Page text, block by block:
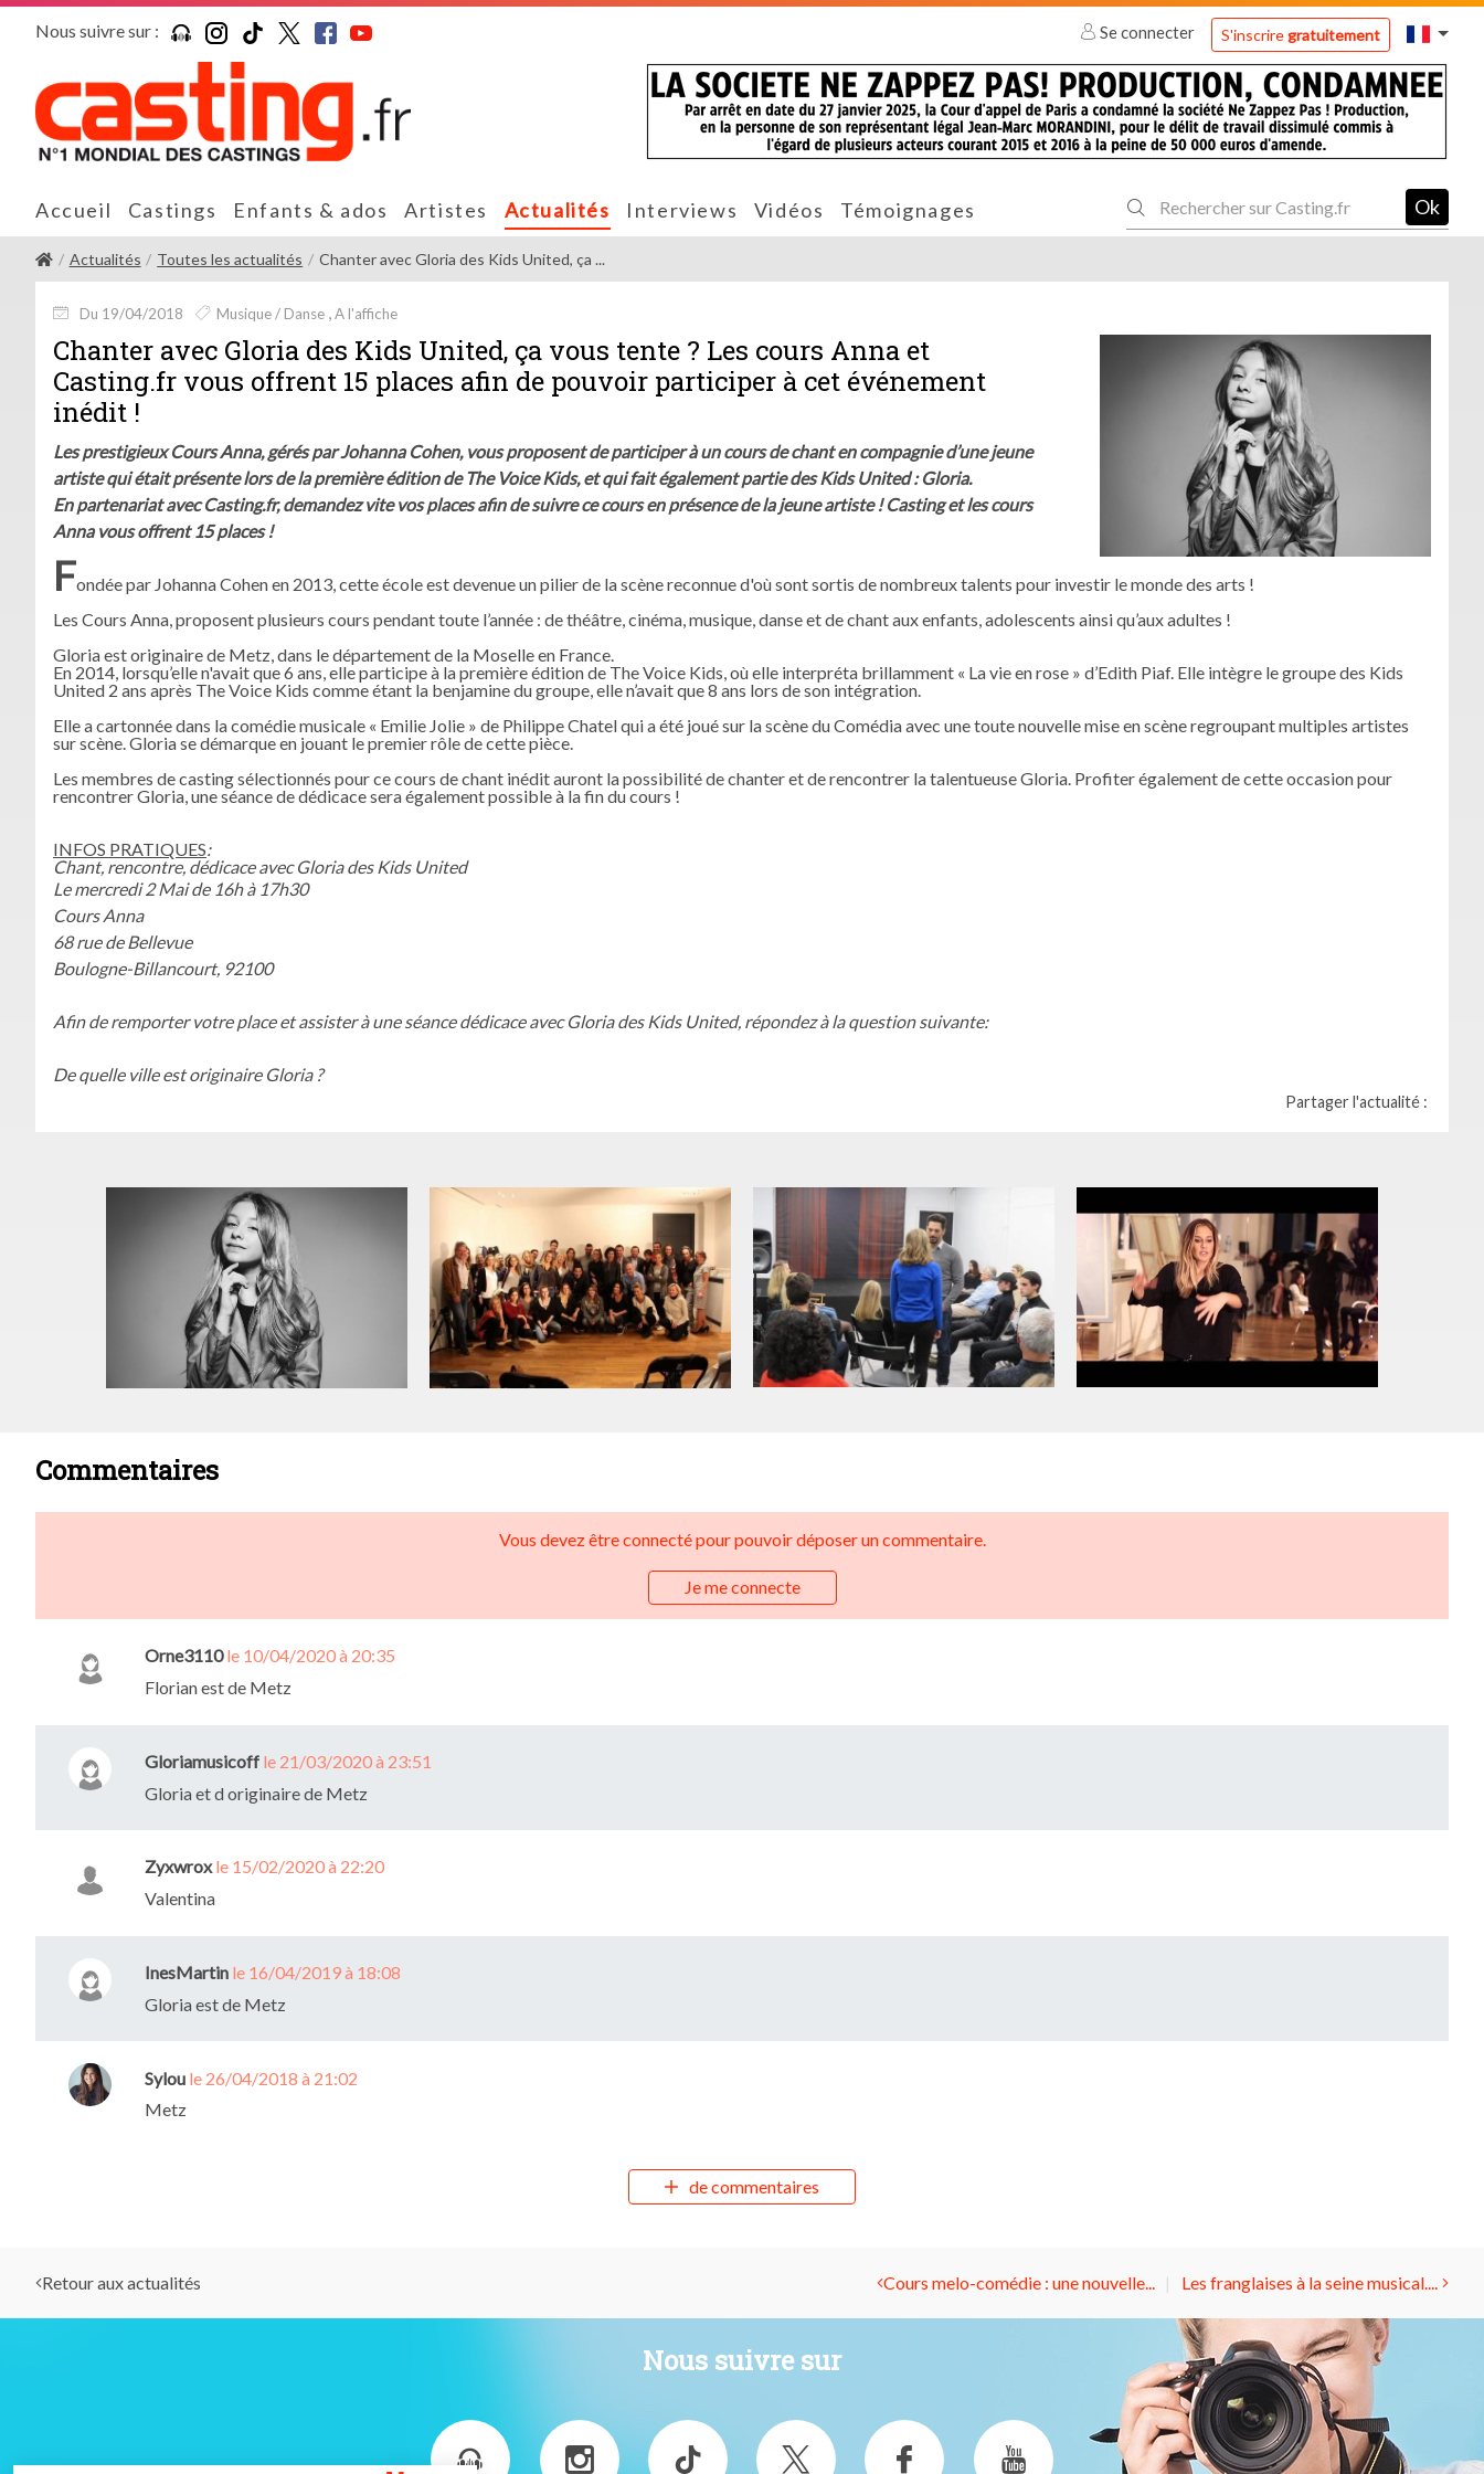
Nous suivre sur : Se connecter S'inscriregratuitement
Accueil Castings Enfants & ados Artistes Actualités Interviews Vidéos Témoignages Ok
Actualités Toutes les actualités Chanter avec Gloria des Kids United, ça ...
Du 19/04/2018 Musique / Danse A l'affiche
Chanter avec Gloria des Kids United, ça vous tente ? Les cours Anna et
Casting.fr vous offrent 15 places afin de pouvoir participer à cet événement
inédit !
Les prestigieux Cours Anna, gérés par Johanna Cohen, vous proposent de participer à un cours de chant en compagnie d’une jeune
artiste qui était présente lors de la première édition de The Voice Kids, et qui fait également partie des Kids United : Gloria.
En partenariat avec Casting.fr, demandez vite vos places afin de suivre ce cours en présence de la jeune artiste ! Casting et les cours
Anna vous offrent 15 places !
Fondée par Johanna Cohen en 2013, cette école est devenue un pilier de la scène reconnue d'où sont sortis de nombreux talents pour investir le monde des arts !
Les Cours Anna, proposent plusieurs cours pendant toute l’année : de théâtre, cinéma, musique, danse et de chant aux enfants, adolescents ainsi qu’aux adultes !
Gloria est originaire de Metz, dans le département de la Moselle en France.
En 2014, lorsqu’elle n'avait que 6 ans, elle participe à la première édition de The Voice Kids, où elle interpréta brillamment « La vie en rose » d’Edith Piaf. Elle intègre le groupe des Kids
United 2 ans après The Voice Kids comme étant la benjamine du groupe, elle n’avait que 8 ans lors de son intégration.
Elle a cartonnée dans la comédie musicale « Emilie Jolie » de Philippe Chatel qui a été joué sur la scène du Comédia avec une toute nouvelle mise en scène regroupant multiples artistes
sur scène. Gloria se démarque en jouant le premier rôle de cette pièce.
Les membres de casting sélectionnés pour ce cours de chant inédit auront la possibilité de chanter et de rencontrer la talentueuse Gloria. Profiter également de cette occasion pour
rencontrer Gloria, une séance de dédicace sera également possible à la fin du cours !
INFOS PRATIQUES:
Chant, rencontre, dédicace avec Gloria des Kids United
Le mercredi 2 Mai de 16h à 17h30
Cours Anna
68 rue de Bellevue
Boulogne-Billancourt, 92100
Afin de remporter votre place et assister à une séance dédicace avec Gloria des Kids United, répondez à la question suivante:
De quelle ville est originaire Gloria ?
Partager l'actualité :
Commentaires
Vous devez être connecté pour pouvoir déposer un commentaire.
Je me connecte
Orne3110 le 10/04/2020 à 20:35
Florian est de Metz
Gloriamusicoff le 21/03/2020 à 23:51
Gloria et d originaire de Metz
Zyxwrox le 15/02/2020 à 22:20
Valentina
InesMartin le 16/04/2019 à 18:08
Gloria est de Metz
Sylou le 26/04/2018 à 21:02
Metz
de commentaires
Retour aux actualités Cours melo-comédie : une nouvelle... Les franglaises à la seine musical....
Nous suivre sur